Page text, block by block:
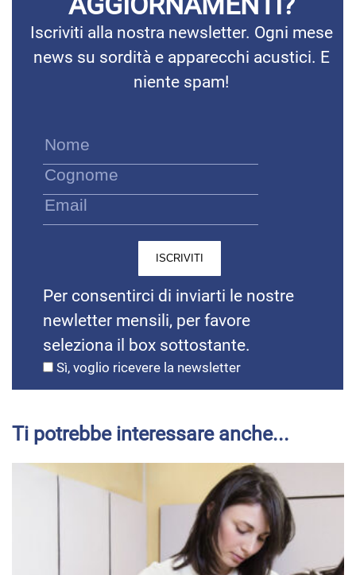
Per consentirci di inviarti le nostre
newletter mensili, per favore
Sì, voglio ricevere la newsletter
Ti potrebbe interessare anche...